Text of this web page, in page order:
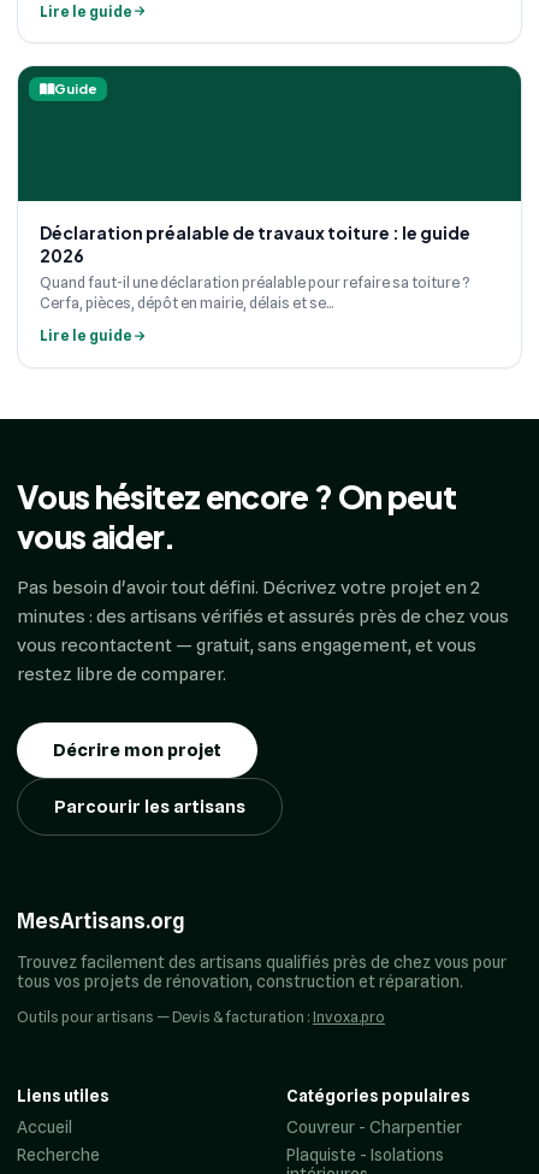
Lire le guide
Guide
Déclaration préalable de travaux toiture : le guide
2026
Quand faut-il une déclaration préalable pour refaire sa toiture ?
Cerfa, pièces, dépôt en mairie, délais et se...
Lire le guide
Vous hésitez encore ? On peut
vous aider.
Pas besoin d'avoir tout défini. Décrivez votre projet en 2
minutes : des artisans vérifiés et assurés près de chez vous
vous recontactent — gratuit, sans engagement, et vous
restez libre de comparer.
Décrire mon projet
Parcourir les artisans
MesArtisans.org
Trouvez facilement des artisans qualifiés près de chez vous pour
tous vos projets de rénovation, construction et réparation.
Outils pour artisans — Devis & facturation : Invoxa.pro
Liens utiles
Accueil
Recherche
Catégories populaires
Couvreur - Charpentier
Plaquiste - Isolations